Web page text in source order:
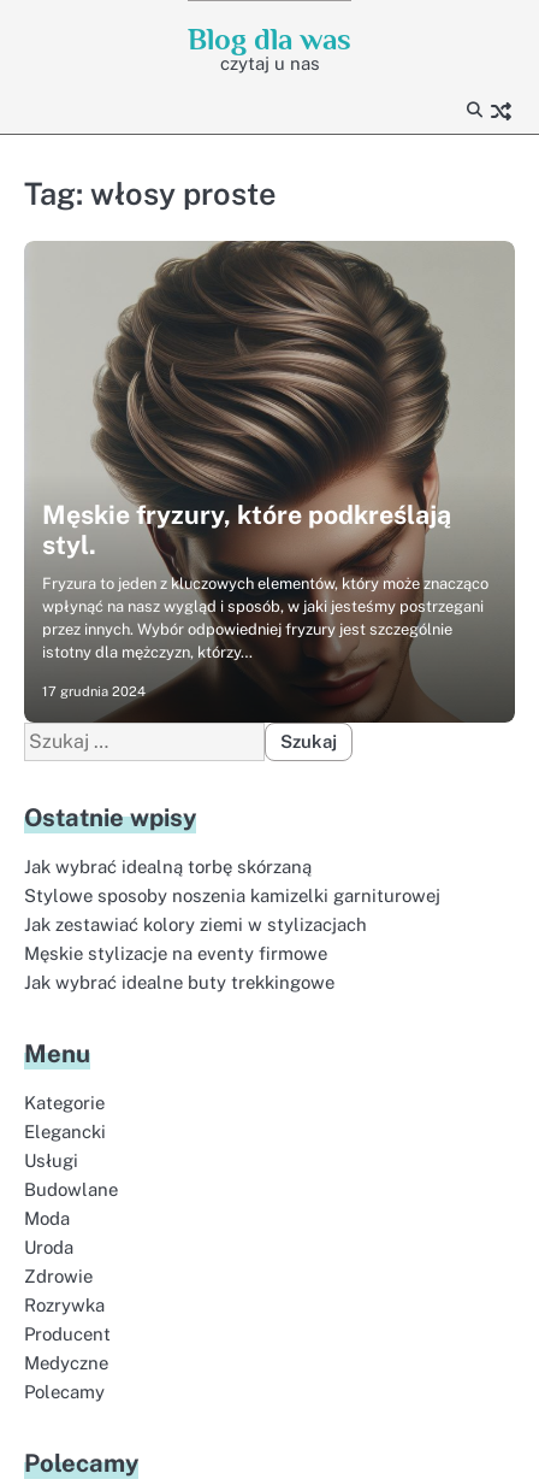
Blog dla was
czytaj u nas
Tag: włosy proste
Męskie fryzury, które podkreślają
styl.
Fryzura to jeden z kluczowych elementów, który może znacząco
wpłynąć na nasz wygląd i sposób, w jaki jesteśmy postrzegani
przez innych. Wybór odpowiedniej fryzury jest szczególnie
istotny dla mężczyzn, którzy…
17 grudnia 2024
Szukaj:
Ostatnie wpisy
Jak wybrać idealną torbę skórzaną
Stylowe sposoby noszenia kamizelki garniturowej
Jak zestawiać kolory ziemi w stylizacjach
Męskie stylizacje na eventy firmowe
Jak wybrać idealne buty trekkingowe
Menu
Kategorie
Elegancki
Usługi
Budowlane
Moda
Uroda
Zdrowie
Rozrywka
Producent
Medyczne
Polecamy
Polecamy